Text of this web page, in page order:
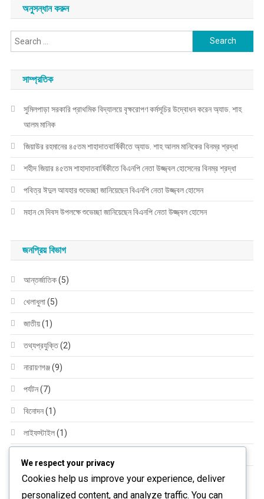
অনুসন্ধান করুন
Search
for:
সাম্প্রতিক
সুমিলপাড়া সরকারি প্রাথমিক বিদ্যালয়ে বৃক্ষরোপণ কর্মসূচির উদ্বোধন করেন অ্যাড. শাহ
আলম মানিক
জিয়াউর রহমানের ৪৫তম শাহাদাতবার্ষিকীতে অ্যাড. শাহ আলম মানিকের বিনম্র শ্রদ্ধা
শহীদ জিয়ার ৪৫তম শাহাদাতবার্ষিকীতে বিএনপি নেতা উজ্জ্বল হোসেনের বিনম্র শ্রদ্ধা
পবিত্র ঈদুল আযহার শুভেচ্ছা জানিয়েছেন বিএনপি নেতা উজ্জ্বল হোসেন
মহান মে দিবস উপলক্ষে শুভেচ্ছা জানিয়েছেন বিএনপি নেতা উজ্জ্বল হোসেন
জনপ্রিয় বিভাগ
আন্তর্জাতিক(5)
খেলাধুলা(5)
জাতীয়(1)
তথ্যপ্রযুক্তি(2)
নারায়ণগঞ্জ(9)
পর্যটন(7)
বিনোদন(1)
লাইফস্টাইল(1)
স্বাস্থ্য(4)
We respect your privacy
Cookies help us improve your experience, deliver
personalized content, and analyze traffic. You can